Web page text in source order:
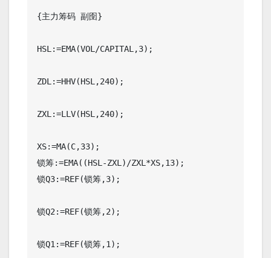
{主力筹码 副囹}
HSL:=EMA(VOL/CAPITAL,3);
ZDL:=HHV(HSL,240);
ZXL:=LLV(HSL,240);
XS:=MA(C,33);
锁筹:=EMA((HSL-ZXL)/ZXL*XS,13);
锁Q3:=REF(锁筹,3);
锁Q2:=REF(锁筹,2);
锁Q1:=REF(锁筹,1);